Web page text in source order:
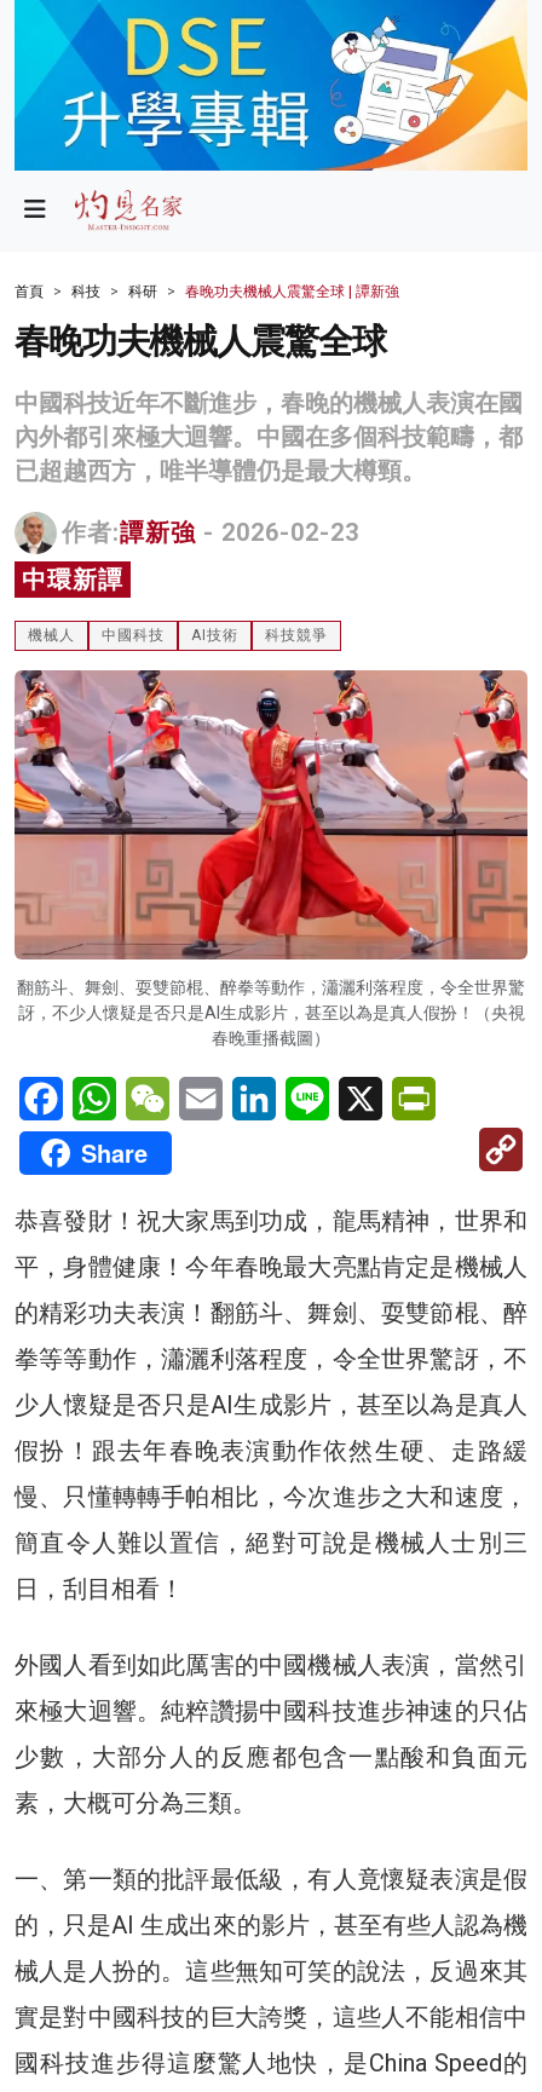
政局
財經
生活
商業
科技
影片
名家榜
灼見活動
關於我們
首頁 科技 科研 春晚功夫機械人震驚全球 | 譚新強
春晚功夫機械人震驚全球
中國科技近年不斷進步，春晚的機械人表演在國
內外都引來極大迴響。中國在多個科技範疇，都
已超越西方，唯半導體仍是最大樽頸。
作者:譚新強 - 2026-02-23
中環新譚
機械人 中國科技 AI技術 科技競爭
翻筋斗、舞劍、耍雙節棍、醉拳等動作，瀟灑利落程度，令全世界驚
訝，不少人懷疑是否只是AI生成影片，甚至以為是真人假扮！（央視
春晚重播截圖）
FacebookWhatsAppWeChatEmail LinkedInLine X
Share
恭喜發財！祝大家馬到功成，龍馬精神，世界和
平，身體健康！今年春晚最大亮點肯定是機械人
的精彩功夫表演！翻筋斗、舞劍、耍雙節棍、醉
拳等等動作，瀟灑利落程度，令全世界驚訝，不
少人懷疑是否只是AI生成影片，甚至以為是真人
假扮！跟去年春晚表演動作依然生硬、走路緩
慢、只懂轉轉手帕相比，今次進步之大和速度，
簡直令人難以置信，絕對可說是機械人士別三
日，刮目相看！
外國人看到如此厲害的中國機械人表演，當然引
來極大迴響。純粹讚揚中國科技進步神速的只佔
少數，大部分人的反應都包含一點酸和負面元
素，大概可分為三類。
一、第一類的批評最低級，有人竟懷疑表演是假
的，只是AI 生成出來的影片，甚至有些人認為機
械人是人扮的。這些無知可笑的說法，反過來其
實是對中國科技的巨大誇獎，這些人不能相信中
國科技進步得這麼驚人地快，是China Speed的